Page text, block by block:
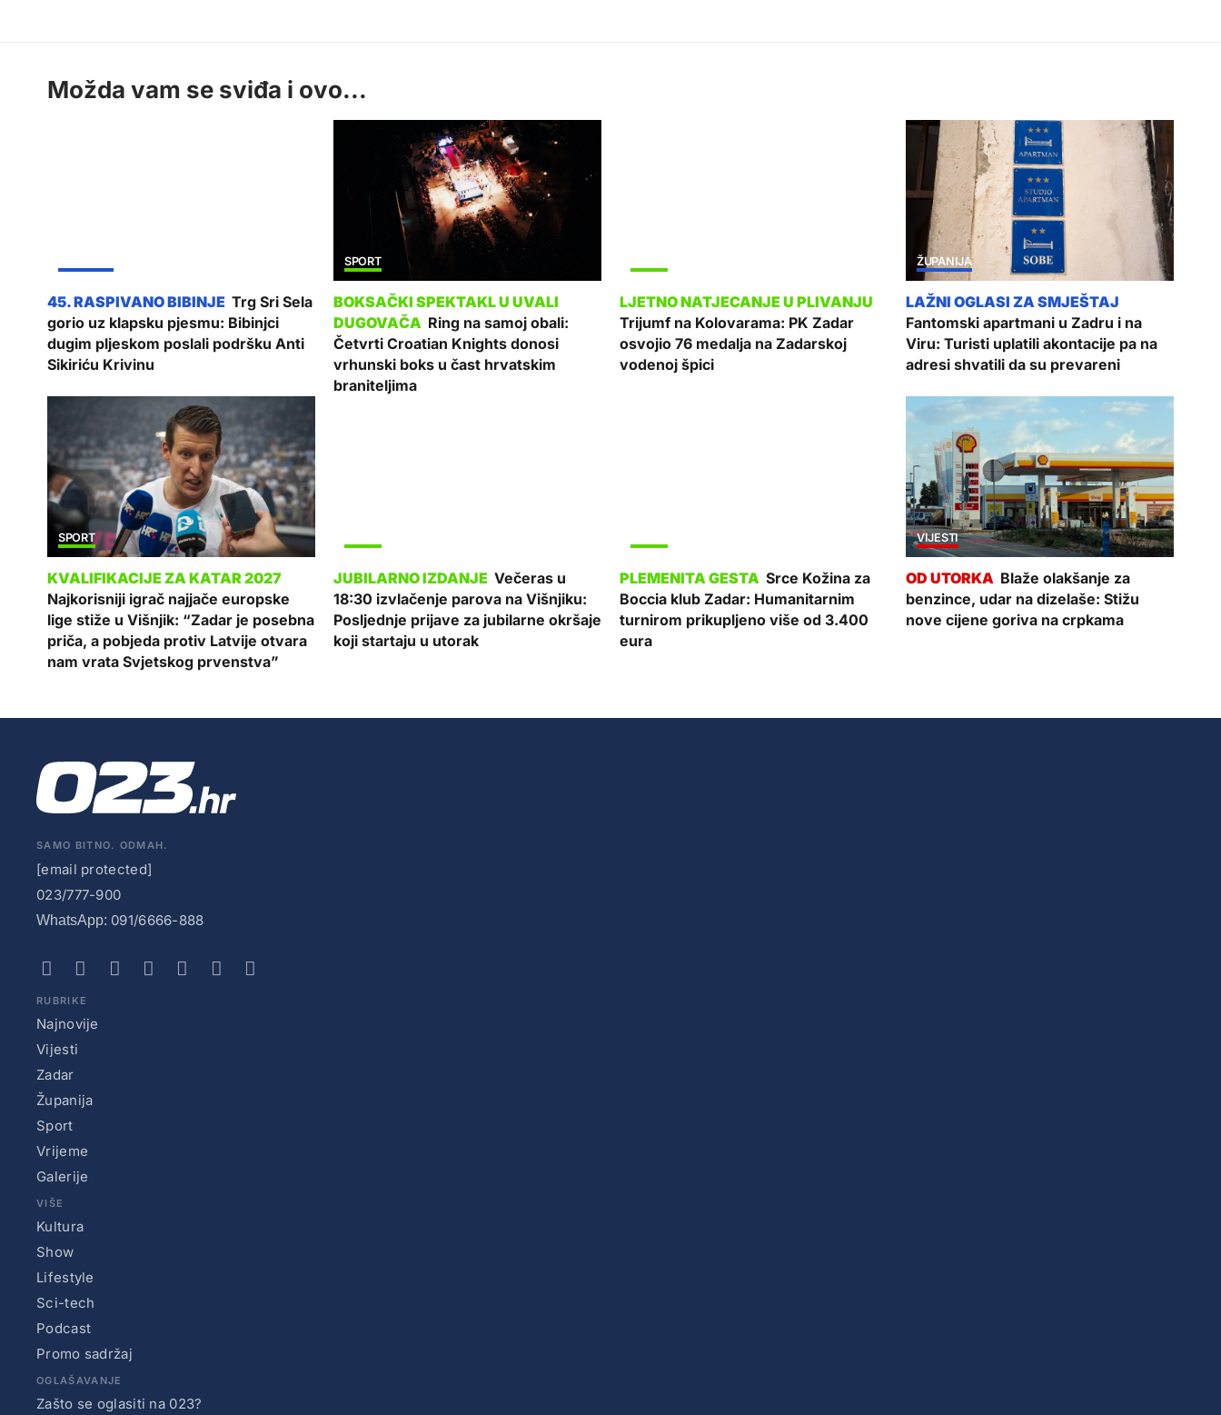
Možda vam se sviđa i ovo...
Trg Sri Sela
gorio uz klapsku pjesmu: Bibinjci
dugim pljeskom poslali podršku Anti
Sikiriću Krivinu
SPORT
Ring na samoj obali:
Četvrti Croatian Knights donosi
vrhunski boks u čast hrvatskim
braniteljima
Trijumf na Kolovarama: PK Zadar
osvojio 76 medalja na Zadarskoj
vodenoj špici
ŽUPANIJA
Fantomski apartmani u Zadru i na
Viru: Turisti uplatili akontacije pa na
adresi shvatili da su prevareni
SPORT
Najkorisniji igrač najjače europske
lige stiže u Višnjik: “Zadar je posebna
priča, a pobjeda protiv Latvije otvara
nam vrata Svjetskog prvenstva”
Večeras u
18:30 izvlačenje parova na Višnjiku:
Posljednje prijave za jubilarne okršaje
koji startaju u utorak
Srce Kožina za
Boccia klub Zadar: Humanitarnim
turnirom prikupljeno više od 3.400
eura
VIJESTI
Blaže olakšanje za
benzince, udar na dizelaše: Stižu
nove cijene goriva na crpkama
SAMO BITNO. ODMAH.
[email protected]
023/777-900
WhatsApp: 091/6666-888
RUBRIKE
Najnovije
Vijesti
Zadar
Županija
Sport
Vrijeme
Galerije
VIŠE
Kultura
Show
Lifestyle
Sci-tech
Podcast
Promo sadržaj
OGLAŠAVANJE
Zašto se oglasiti na 023?